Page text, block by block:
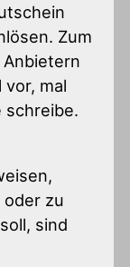
Zum
mal
schreibe.
zu
sind